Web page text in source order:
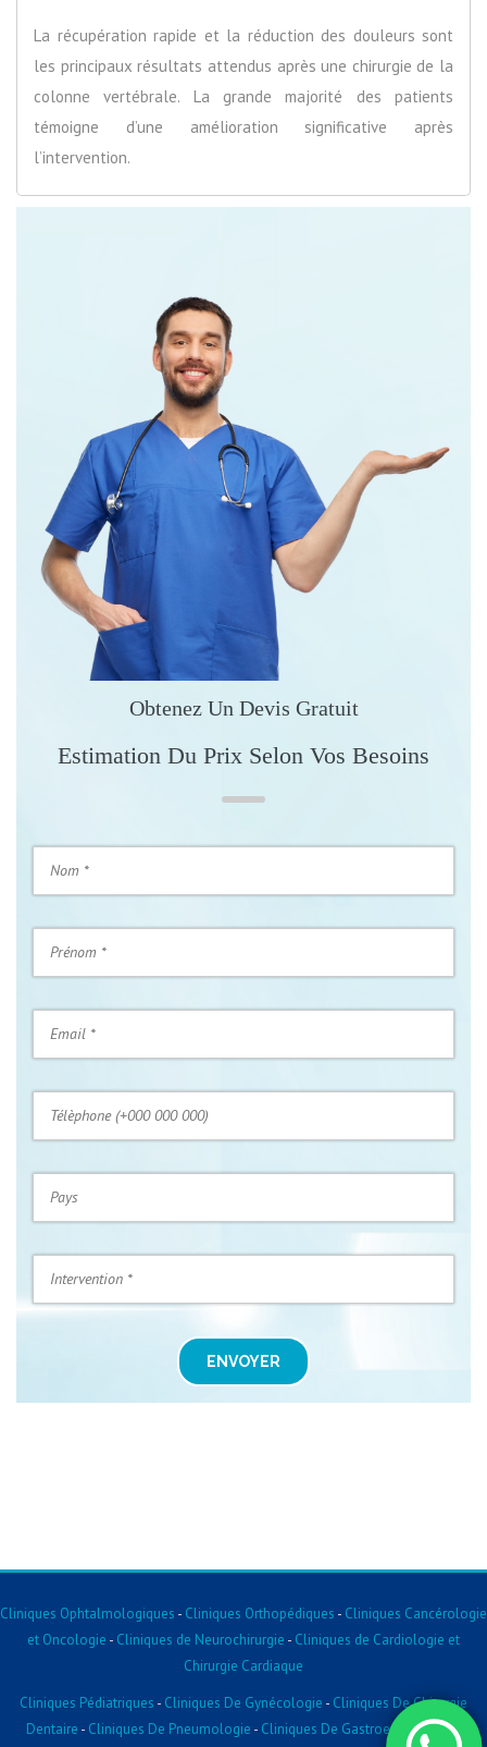
La récupération rapide et la réduction des douleurs sont
les principaux résultats attendus après une chirurgie de la
colonne vertébrale. La grande majorité des patients
témoigne d’une amélioration significative après
l’intervention.
Obtenez Un Devis Gratuit
Estimation Du Prix Selon Vos Besoins
ENVOYER
Cliniques Ophtalmologiques - Cliniques Orthopédiques - Cliniques Cancérologie
et Oncologie - Cliniques de Neurochirurgie - Cliniques de Cardiologie et
Chirurgie Cardiaque
Cliniques Pédiatriques - Cliniques De Gynécologie - Cliniques De Chirurgie
Dentaire - Cliniques De Pneumologie - Cliniques De Gastroentérologie-